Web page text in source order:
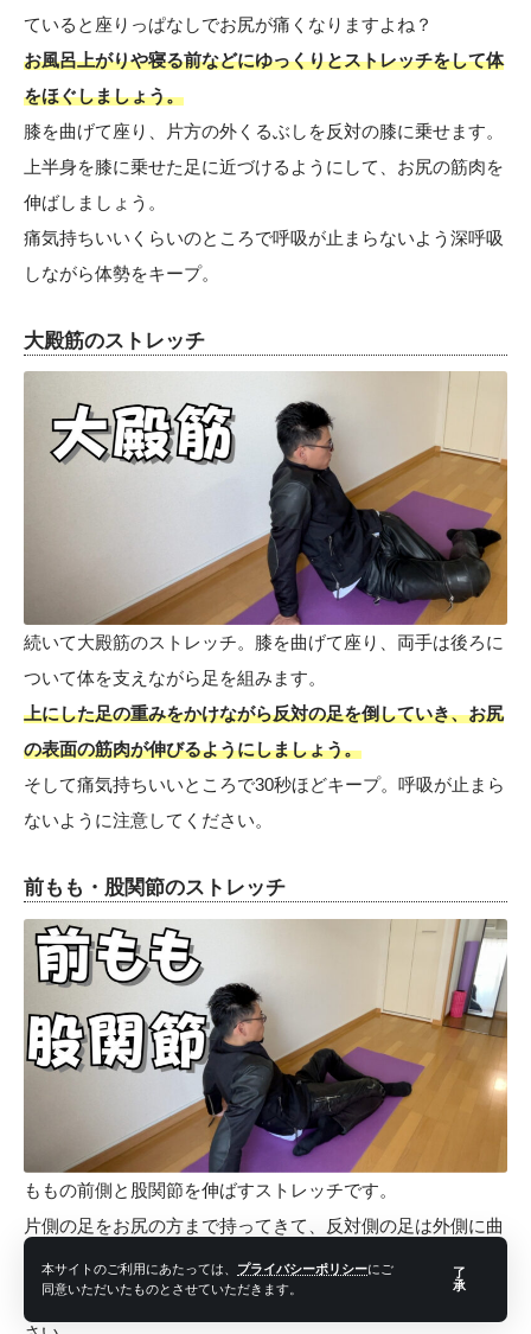
本サイトのご利用にあたっては、 プライバシーポリシーにご
同意いただいたものとさせていただきます。
了
承
ていると座りっぱなしでお尻が痛くなりますよね？
お風呂上がりや寝る前などにゆっくりとストレッチをして体
をほぐしましょう。
膝を曲げて座り、片方の外くるぶしを反対の膝に乗せます。
上半身を膝に乗せた足に近づけるようにして、お尻の筋肉を
伸ばしましょう。
痛気持ちいいくらいのところで呼吸が止まらないよう深呼吸
しながら体勢をキープ。
大殿筋のストレッチ
続いて大殿筋のストレッチ。膝を曲げて座り、両手は後ろに
ついて体を支えながら足を組みます。
上にした足の重みをかけながら反対の足を倒していき、お尻
の表面の筋肉が伸びるようにしましょう。
そして痛気持ちいいところで30秒ほどキープ。呼吸が止まら
ないように注意してください。
前もも・股関節のストレッチ
ももの前側と股関節を伸ばすストレッチです。
片側の足をお尻の方まで持ってきて、反対側の足は外側に曲
げておきます。
上半身を後ろに倒しながらももの前側を伸ばしていってくだ